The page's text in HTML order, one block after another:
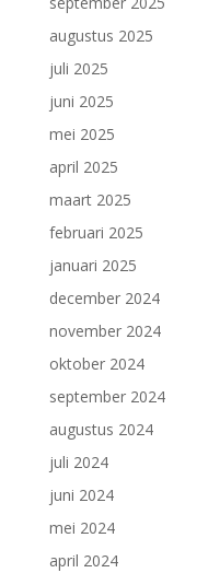
augustus 2025
juli 2025
juni 2025
mei 2025
april 2025
maart 2025
februari 2025
januari 2025
december 2024
november 2024
oktober 2024
september 2024
augustus 2024
juli 2024
juni 2024
mei 2024
april 2024